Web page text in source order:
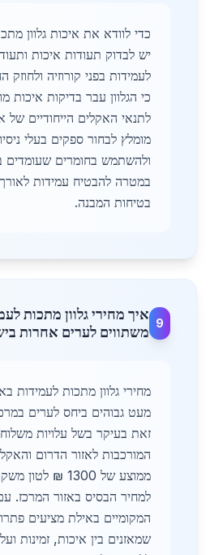
כדי לוודא את איכות גלוון
יש לבדוק תעודות איכות
לעמידות בפני קורוזיה ולחוזק
כי הגלוון עבר בדיקות איכות
לתנאי האקלים הייחודיים של
מומלץ לבחור ספקים בעלי
ולהשתמש בחומרים שעומדים
במטרה להבטיח עמידות
בטיחות המבנה.
9
איך מחירי גלוון מתכות
משתווים לערים אחרות
מחירי גלוון מתכות לעמידות
מעט גבוהים ביחס לערים
זאת בעיקר בשל עלויות משלוח
המורכבות לאזור הדרום
ממוצע של 1300 ₪
למחיר הבסיס באזור המרכז.
המקומיים באילת מציעים
שמאזנים בין איכות, זמינות